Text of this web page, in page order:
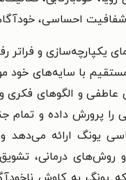
احساسی،
یکپارچه‌سازی و
با سایه‌های خود
و الگوهای فکری و
را پرورش داده و
یونگ ارائه
روش‌های درمانی،